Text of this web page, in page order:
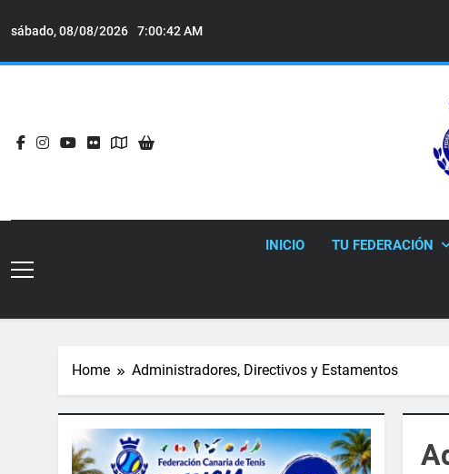
tosábado, 08/08/2026 7:00:43 AM
INICIO TU FEDERACIÓN
Home Administradores, Directivos y Estamentos